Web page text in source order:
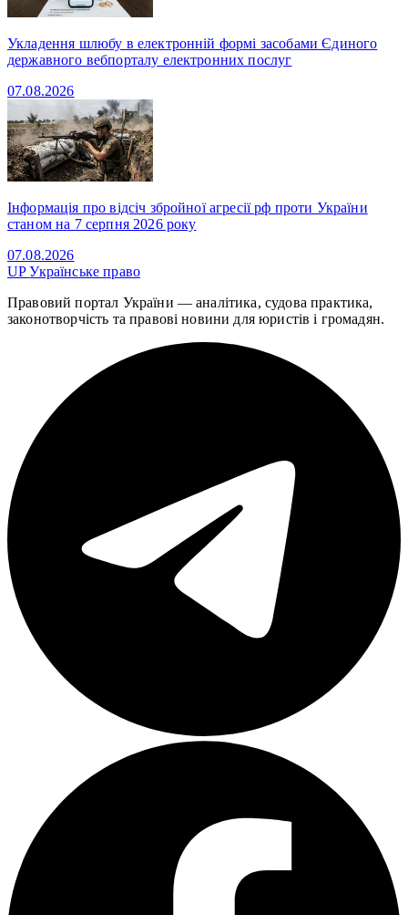
Укладення шлюбу в електронній формі засобами Єдиного
державного вебпорталу електронних послуг
07.08.2026
Інформація про відсіч збройної агресії рф проти України
станом на 7 серпня 2026 року
07.08.2026
UPУкраїнське право
Правовий портал України — аналітика, судова практика,
законотворчість та правові новини для юристів і громадян.